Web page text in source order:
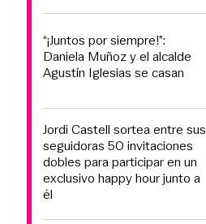
“¡Juntos por siempre!”:
Daniela Muñoz y el alcalde
Agustín Iglesias se casan
Jordi Castell sortea entre sus
seguidoras 50 invitaciones
dobles para participar en un
exclusivo happy hour junto a
él